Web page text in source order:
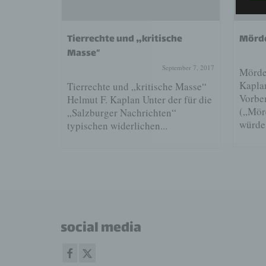
Tierrechte und „kritische
Masse“
September 7, 2017
Tierrechte und „kritische Masse“
Helmut F. Kaplan Unter der für die
„Salzburger Nachrichten“
typischen widerlichen...
social media